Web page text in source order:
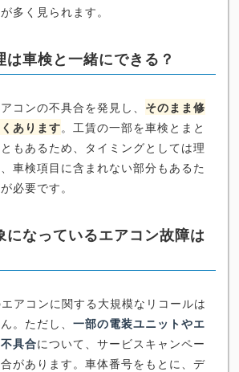
多く見られます。
は車検と一緒にできる？
コンの不具合を発見し、 そのまま修
あります。工賃の一部を車検とまと
もあるため、タイミングとしては理
車検項目に含まれない部分もあるた
必要です。
になっているエアコン故障は
アコンに関する大規模なリコールは
。ただし、 一部の電装ユニットやエ
具合について、サービスキャンペー
があります。車体番号をもとに、デ